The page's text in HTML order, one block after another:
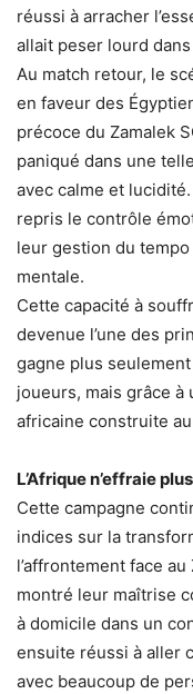
réussi à arracher
allait peser lourd dans
Au match retour, le
en faveur des
précoce du Zamalek
paniqué dans une
avec calme et
repris le contrôle
leur gestion du
mentale.
Cette capacité à
devenue l’une des
gagne plus
joueurs, mais grâce
africaine construite
L’Afrique n’effraie
Cette campagne
indices sur la
l’affrontement face
montré leur maîtrise
à domicile dans un
ensuite réussi à aller
avec beaucoup de